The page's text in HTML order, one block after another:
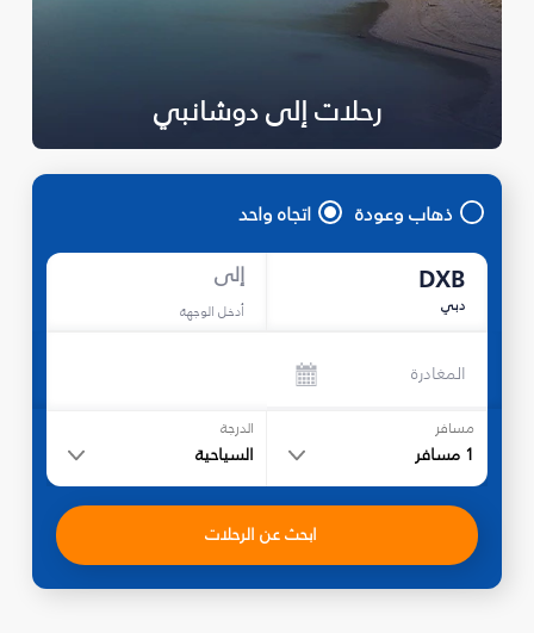
رحلات إلى دوشانبي
ذهاب وعودة اتجاه واحد
DXB
دبي
إلى
أدخل الوجهة
المغادرة
مسافر
1 مسافر
الدرجة
السياحية
ابحث عن الرحلات